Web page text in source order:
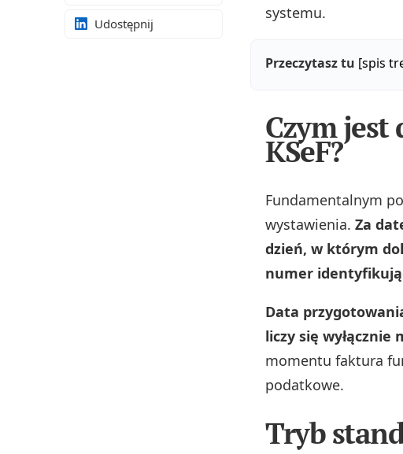
Udostępnij
systemu.
Przeczytasz tu [spis
Czym
KSeF?
Fundamentalnym
wystawienia. Za
dzień, w którym
numer
Data
liczy się wyłącznie
momentu faktura
podatkowe.
Tryb